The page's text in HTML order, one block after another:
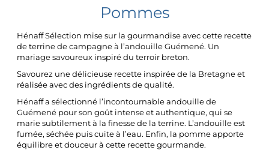
Pommes
Hénaff Sélection mise sur la gourmandise avec cette recette
de terrine de campagne à l’andouille Guémené. Un
mariage savoureux inspiré du terroir breton.
Savourez une délicieuse recette inspirée de la Bretagne et
réalisée avec des ingrédients de qualité.
Hénaff a sélectionné l’incontournable andouille de
Guémené pour son goût intense et authentique, qui se
marie subtilement à la finesse de la terrine. L’andouille est
fumée, séchée puis cuite à l’eau. Enfin, la pomme apporte
équilibre et douceur à cette recette gourmande.